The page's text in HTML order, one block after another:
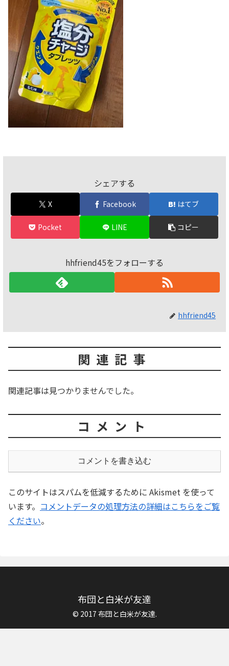
シェアする
X Facebook はてブ
Pocket LINE コピー
hhfriend45をフォローする
hhfriend45
関連記事
関連記事は見つかりませんでした。
コメント
コメントを書き込む
このサイトはスパムを低減するために Akismet を使って
います。 コメントデータの処理方法の詳細はこちらをご覧
ください。
布団と白米が友達
© 2017 布団と白米が友達.